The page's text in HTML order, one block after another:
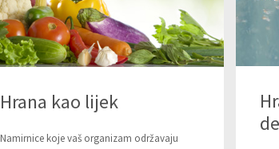
Hrana kao lijek
Namirnice koje vaš organizam održavaju